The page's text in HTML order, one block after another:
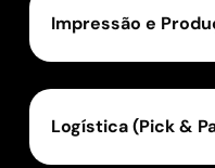
Impressão e
Logística (Pick &